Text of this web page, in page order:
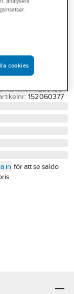
NR/SBR.
5-PACK.
7290136
152060377
in för att se saldo
cookies